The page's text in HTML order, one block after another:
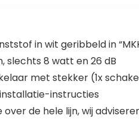
in wit geribbeld in
slechts 8 watt en 26 dB
met stekker (1x
instructies
over de hele lijn, wij